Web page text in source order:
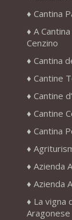
Cantina
A
Cenzino
Cantina
Cantine
Cantine
Cantine
Cantina
Azienda
Azienda
La vigna
Aragonese